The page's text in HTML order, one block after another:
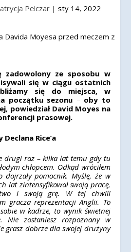
Pelczar | sty 14, 2022
zadowolony ze sposobu w
się w ciągu ostatnich
się do miejsca, w
początku sezonu – oby to
, powiedział David Moyes na
prasowej.
Rice’a
drugi raz – kilka lat temu gdy tu
chłopcem. Odkąd wróciłem
dojrzały pomocnik. Myślę, że w
lat zintensyfikował swoją pracę,
i swoją grę. W tej chwili
gracza reprezentacji Anglii. To
w kadrze, to wynik świetnej
Nie zostaniesz rozpoznany w
grasz dobrze dla swojej drużyny